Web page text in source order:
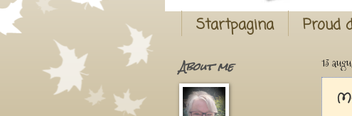
Startpagina Proud
13
About me